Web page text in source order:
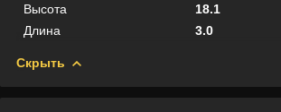
Высота
18.1
Длина
3.0
Скрыть